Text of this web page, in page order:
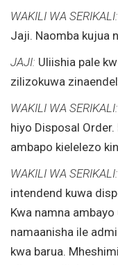
WAKILI WA SERIKALI:
Jaji. Naomba kujua
JAJI: Uliishia pale
zilizokuwa
WAKILI WA SERIKALI:
hiyo Disposal
ambapo kielelezo
WAKILI WA SERIKALI:
intendend kuwa
Kwa namna
namaanisha ile
kwa barua.